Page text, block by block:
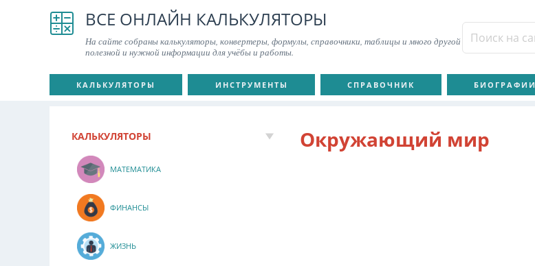
ВСЕ ОНЛАЙН КАЛЬКУЛЯТОРЫ
На сайте собраны калькуляторы, конвертеры, формулы, справочники, таблицы и много другой
полезной и нужной информации для учёбы и работы.
КАЛЬКУЛЯТОРЫ ИНСТРУМЕНТЫ СПРАВОЧНИК БИОГРАФИИ
Окружающий мир
КАЛЬКУЛЯТОРЫ
МАТЕМАТИКА
ФИНАНСЫ
ЖИЗНЬ